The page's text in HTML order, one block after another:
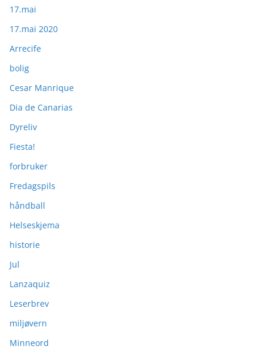
17.mai
17.mai 2020
Arrecife
bolig
Cesar Manrique
Dia de Canarias
Dyreliv
Fiesta!
forbruker
Fredagspils
håndball
Helseskjema
historie
Jul
Lanzaquiz
Leserbrev
miljøvern
Minneord